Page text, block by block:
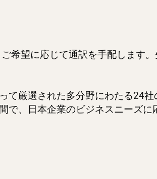
望に応じて通訳を手配します
て厳選された多分野にわたる24
、日本企業のビジネスニーズに